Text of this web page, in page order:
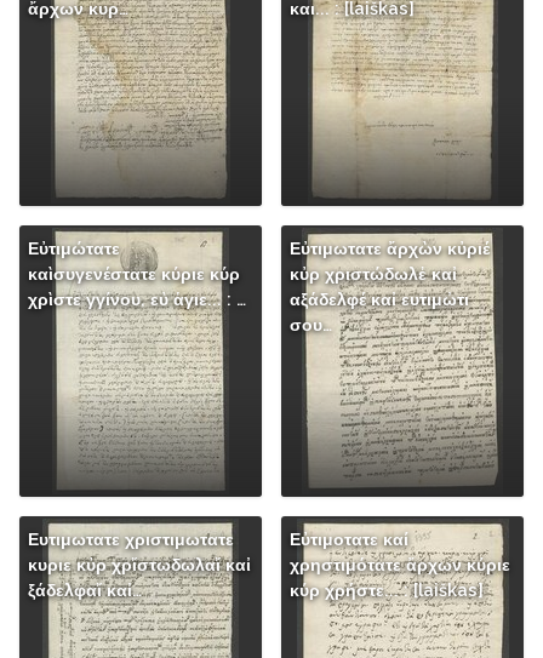
ἄρχων κυρ… και... : [laiškas]
Εὐτιμώτατε
καὶσυγενέστατε κύριε κύρ
χρὶστε γγίνου, εὐ ἁγιε... : …
Εὐτιμωτατε ἄρχὼν κὐριέ
κὐρ χριστώδωλἐ καἰ
αξάδελφέ καἰ ευτιμὠτι
σου…
Ευτιμωτατε χριστιμωτατε
κυριε κὐρ χρἴστωδωλαἴ καἰ
ξάδελφαἴ καἰ…
Εὐτιμοτατε καί
χρηστιμότατε ἄρχων κύριε
κύρ χρήστε... : [laiškas]